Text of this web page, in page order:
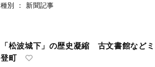
種別
： 新聞記事
「松波城下」の歴史凝縮 古文書館など
登町